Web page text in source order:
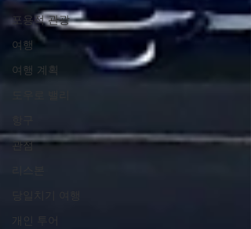
포용적 관광
여행
여행 계획
관점
개인 투어